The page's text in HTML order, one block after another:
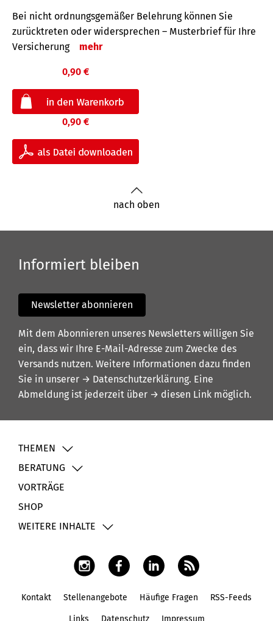
Bei nicht ordnungsgemäßer Belehrung können Sie
zurücktreten oder widersprechen – Musterbrief für Ihre
Versicherung
mehr
0,90 €
0,90 €
nach oben
Informiert bleiben
Newsletter abonnieren
Mit dem Abonnieren unseres Newsletters willigen Sie
ein, dass wir Ihre E-Mail-Adresse zum Zwecke des
Versands nutzen. Weitere Informationen dazu finden
Sie in unserer → Datenschutzerklärung. Eine
Abmeldung ist jederzeit über → diesen Link möglich.
THEMEN
BERATUNG
VORTRÄGE
SHOP
WEITERE INHALTE
Kontakt Stellenangebote Häufige Fragen RSS-Feeds